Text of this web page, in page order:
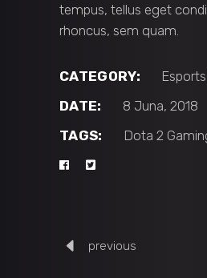
tempus, tellus eget
rhoncus, sem quam.
CATEGORY: Esports
DATE:
8 Juna, 2018
TAGS:
Dota 2
previous